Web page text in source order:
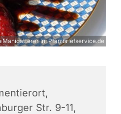
Manigatterer In: Pfarrbriefservice.de
Str. 9-11,